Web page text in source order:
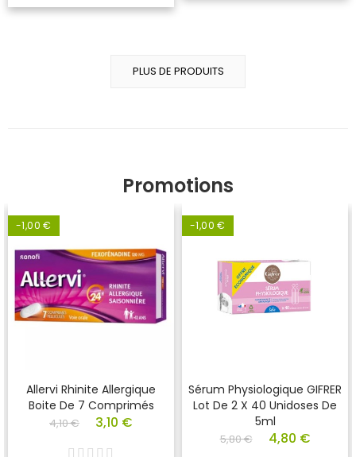
PLUS DE PRODUITS
Promotions
-1,00 €
Allervi Rhinite Allergique
Boite De 7 Comprimés
4,10 € 3,10 €
-1,00 €
Sérum Physiologique GIFRER
Lot De 2 X 40 Unidoses De
5ml
5,80 € 4,80 €